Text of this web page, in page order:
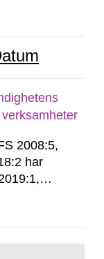
2008:5,
har